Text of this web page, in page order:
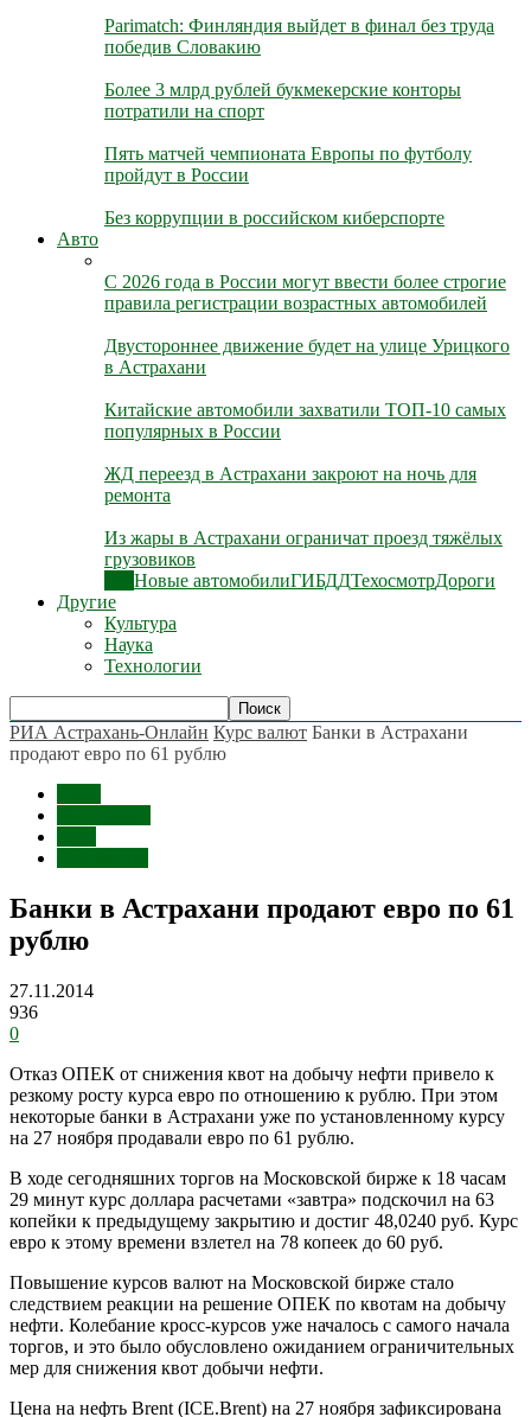
Parimatch: Финляндия выйдет в финал без труда
победив Словакию
Более 3 млрд рублей букмекерские конторы
потратили на спорт
Пять матчей чемпионата Европы по футболу
пройдут в России
Без коррупции в российском киберспорте
Авто
С 2026 года в России могут ввести более строгие
правила регистрации возрастных автомобилей
Двустороннее движение будет на улице Урицкого
в Астрахани
Китайские автомобили захватили ТОП-10 самых
популярных в России
ЖД переезд в Астрахани закроют на ночь для
ремонта
Из жары в Астрахани ограничат проезд тяжёлых
грузовиков
Новые автомобилиГИБДДТехосмотрДороги
Другие
Культура
Наука
Технологии
РИА Астрахань-Онлайн Курс валют Банки в Астрахани
продают евро по 61 рублю
Банки в Астрахани продают евро по 61
рублю
27.11.2014
936
0
Отказ ОПЕК от снижения квот на добычу нефти привело к
резкому росту курса евро по отношению к рублю. При этом
некоторые банки в Астрахани уже по установленному курсу
на 27 ноября продавали евро по 61 рублю.
В ходе сегодняшних торгов на Московской бирже к 18 часам
29 минут курс доллара расчетами «завтра» подскочил на 63
копейки к предыдущему закрытию и достиг 48,0240 руб. Курс
евро к этому времени взлетел на 78 копеек до 60 руб.
Повышение курсов валют на Московской бирже стало
следствием реакции на решение ОПЕК по квотам на добычу
нефти. Колебание кросс-курсов уже началось с самого начала
торгов, и это было обусловлено ожиданием ограничительных
мер для снижения квот добычи нефти.
Цена на нефть Brent (ICE.Brent) на 27 ноября зафиксирована